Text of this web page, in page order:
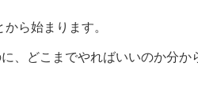
ら始まります。
、どこまでやればいいのか分か